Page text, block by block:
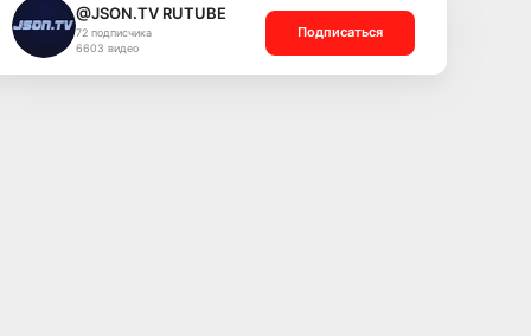
@JSON.TV RUTUBE
72 подписчика
6603 видео
Подписаться